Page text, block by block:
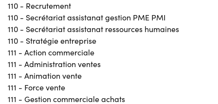
110 - Recrutement
110 - Secrétariat assistanat gestion PME PMI
110 - Secrétariat assistanat ressources humaines
110 - Stratégie entreprise
111 - Action commerciale
111 - Administration ventes
111 - Animation vente
111 - Force vente
111 - Gestion commerciale achats